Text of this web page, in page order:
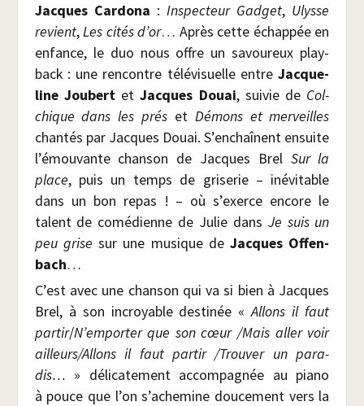
Jacques Car­do­na :Ins­pec­teur Gad­get, Ulysse
revient,Les cités d’or… Après cette échap­pée en
enfance, le duo nous offre un savou­reux play­
back : une ren­contre télé­vi­suelle entreJac­que­
line Jou­bertetJacques Douai, sui­vie de Col­
chique dans les prés et Démons et mer­veilles
chan­tés par Jacques Douai. S’enchaînent ensuite
l’émouvante chan­son de Jacques Brel Sur la
place, puis un temps de gri­se­rie – inévi­table
dans un bon repas ! – où s’exerce encore le
talent de comé­dienne de Julie dans Je suis un
peu grise sur une musique deJacques Offen­
bach…
C’est avec une chan­son qui va si bien à Jacques
Brel, à son incroyable des­ti­née «Allons il faut
par­tir/​N’emporter que son cœur /​Mais aller voir
ailleurs/​Allons il faut par­tir /​Trou­ver un para­
dis… » déli­ca­te­ment accom­pa­gnée au pia­no
à pouce que l’on s’achemine dou­ce­ment vers la